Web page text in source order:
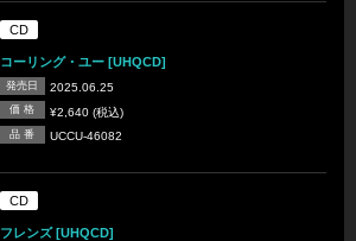
CD
コーリング・ユー [UHQCD]
発売日 2025.06.25
価 格 ¥2,640 (税込)
品 番 UCCU-46082
CD
フレンズ [UHQCD]